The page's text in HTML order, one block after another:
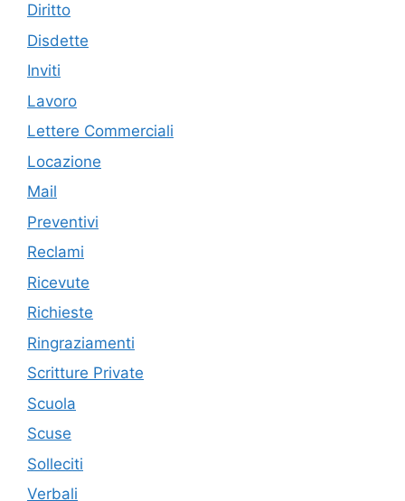
Diritto
Disdette
Inviti
Lavoro
Lettere Commerciali
Locazione
Mail
Preventivi
Reclami
Ricevute
Richieste
Ringraziamenti
Scritture Private
Scuola
Scuse
Solleciti
Verbali